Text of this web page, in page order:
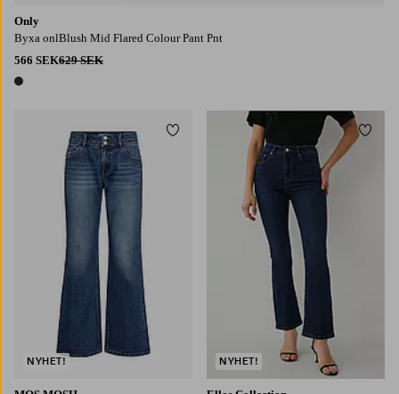
Only
Byxa onlBlush Mid Flared Colour Pant Pnt
566 SEK629 SEK
1 färg
NYHET!
Lägg till i favoriter
NYHET!